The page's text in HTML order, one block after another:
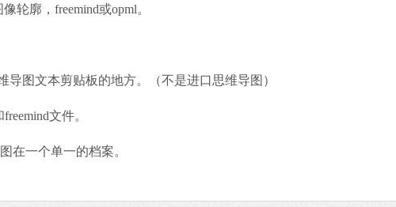
廓，freemind或opml。
图文本剪贴板的地方。（不是进口思维导图）
文件。
一个单一的档案。